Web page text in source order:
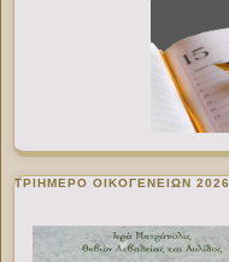
ΤΡΙΗΜΕΡΟ ΟΙΚΟΓΕΝΕΙΩΝ 2026